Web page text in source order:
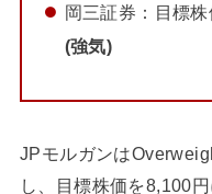
岡三証券：目標
(強気)
JPモルガンは
し、目標株価を8,100